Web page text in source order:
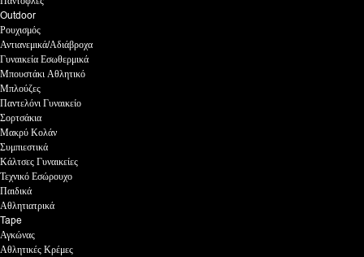
Outdoor
Ρουχισμός
Αντιανεμικά/Αδιάβροχα
Γυναικεία Εσωθερμικά
Μπουστάκι Αθλητικό
Μπλούζες
Παντελόνι Γυναικείο
Σορτσάκια
Μακρύ Κολάν
Συμπιεστικά
Κάλτσες Γυναικείες
Τεχνικό Εσώρουχο
Παιδικά
Αθλητιατρικά
Tape
Αγκώνας
Αθλητικές Κρέμες